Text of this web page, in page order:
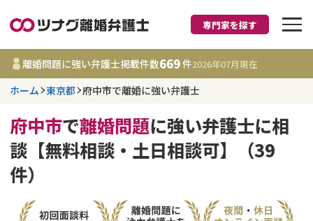
離婚に強い弁護士
事務所 669
件
更新日 :2026年07月31日
専門家を探す
離婚問題に強い弁護士掲載件数669件2026年07月現在
ホーム 東京都 府中市で離婚に強い弁護士
府中市で離婚問題に強い弁護士に相
談【無料相談・土日相談可】（39
件）